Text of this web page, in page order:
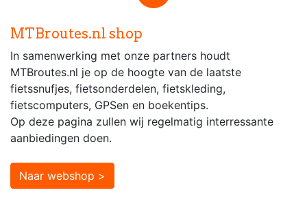
MTBroutes.nl shop
In samenwerking met onze partners houdt
MTBroutes.nl je op de hoogte van de laatste
fietssnufjes, fietsonderdelen, fietskleding,
fietscomputers, GPSen en boekentips.
Op deze pagina zullen wij regelmatig interressante
aanbiedingen doen.
Naar webshop >